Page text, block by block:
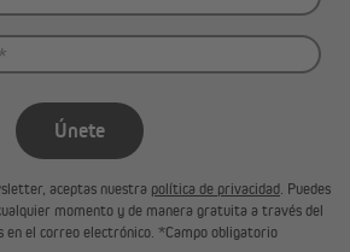
Únete
aceptas nuestra política de privacidad. Puedes
momento y de manera gratuita a través del
en el correo electrónico. *Campo obligatorio